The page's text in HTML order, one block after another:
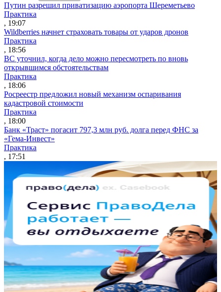
Путин разрешил приватизацию аэропорта Шереметьево
Практика
, 19:07
Wildberries начнет страховать товары от ударов дронов
Практика
, 18:56
ВС уточнил, когда дело можно пересмотреть по вновь
открывшимся обстоятельствам
Практика
, 18:06
Росреестр предложил новый механизм оспаривания
кадастровой стоимости
Практика
, 18:00
Банк «Траст» погасит 797,3 млн руб. долга перед ФНС за
«Гема-Инвест»
Практика
, 17:51